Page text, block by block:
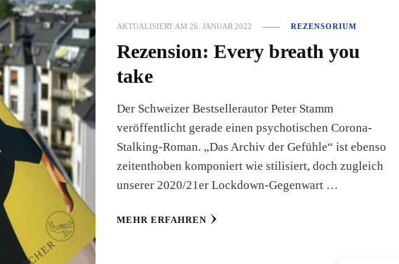
AKTUALISIERT AM26. JANUAR 2022 REZENSORIUM
Rezension: Every breath you
take
Der Schweizer Bestsellerautor Peter Stamm
veröffentlicht gerade einen psychotischen Corona-
Stalking-Roman. „Das Archiv der Gefühle“ ist ebenso
zeitenthoben komponiert wie stilisiert, doch zugleich
unserer 2020/21er Lockdown-Gegenwart …
MEHR ERFAHREN